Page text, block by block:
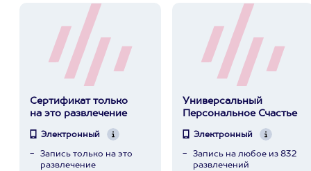
Сертификат только
на это развлечение
Электронный
Запись только на это
развлечение
Универсальный
Персональное Счастье
Электронный
Запись на любое из 832
развлечений